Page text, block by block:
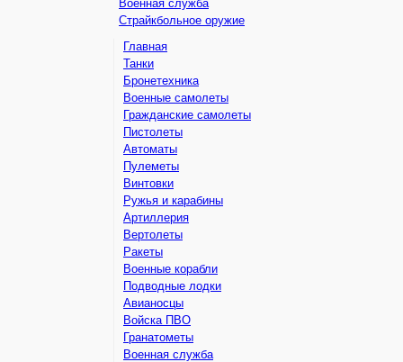
Военная служба
Страйкбольное оружие
Главная
Танки
Бронетехника
Военные самолеты
Гражданские самолеты
Пистолеты
Автоматы
Пулеметы
Винтовки
Ружья и карабины
Артиллерия
Вертолеты
Ракеты
Военные корабли
Подводные лодки
Авианосцы
Войска ПВО
Гранатометы
Военная служба